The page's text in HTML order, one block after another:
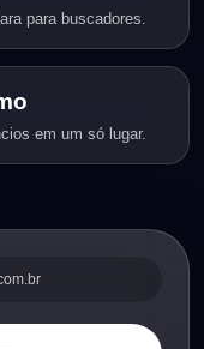
para buscadores.
em um só lugar.